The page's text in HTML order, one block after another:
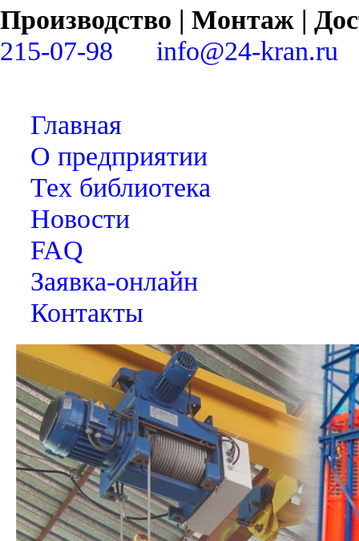
Производство | Монтаж |
215-07-98
info@24-kran.ru
Главная
О предприятии
Тех библиотека
Новости
FAQ
Заявка-онлайн
Контакты